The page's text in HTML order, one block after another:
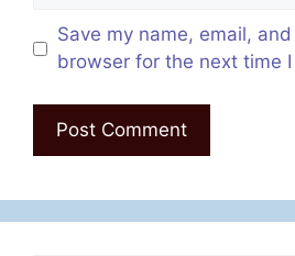
Save my name, email,
browser for the next time